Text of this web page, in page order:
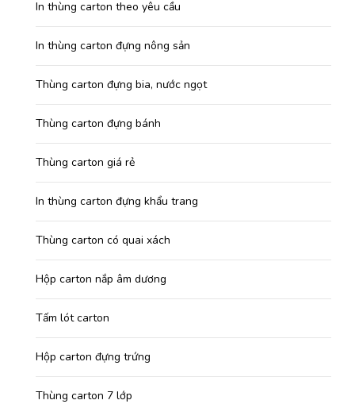
In thùng carton theo yêu cầu
In thùng carton đựng nông sản
Thùng carton đựng bia, nước ngọt
Thùng carton đựng bánh
Thùng carton giá rẻ
In thùng carton đựng khẩu trang
Thùng carton có quai xách
Hộp carton nắp âm dương
Tấm lót carton
Hộp carton đựng trứng
Thùng carton 7 lớp